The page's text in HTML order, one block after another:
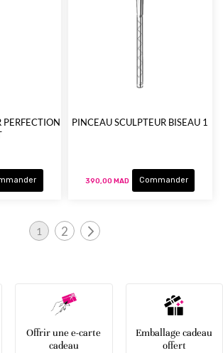
PINCEAU SCULPTEUR BISEAU 1
390,00 MAD Commander
Page
Vous lisez actuellement la page
1 Page
2 Page
Suivant
Offrir une e-carte
cadeau
Emballage cadeau
offert